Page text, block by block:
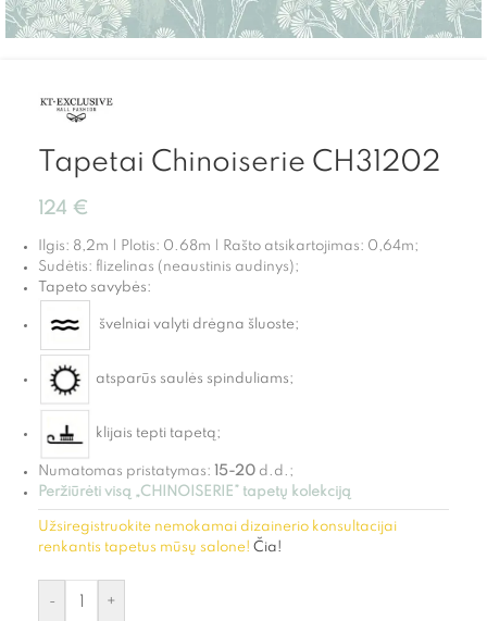
Tapetai Chinoiserie CH31202
124 €
Ilgis: 8,2m | Plotis: 0.68m | Rašto atsikartojimas: 0,64m;
Sudėtis: flizelinas (neaustinis audinys);
Tapeto savybės:
švelniai valyti drėgna šluoste;
atsparūs saulės spinduliams;
klijais tepti tapetą;
Numatomas pristatymas: 15-20 d.d.;
Peržiūrėti visą „CHINOISERIE” tapetų kolekciją
Užsiregistruokite nemokamai dizainerio konsultacijai
renkantis tapetus mūsų salone! Čia!
- +